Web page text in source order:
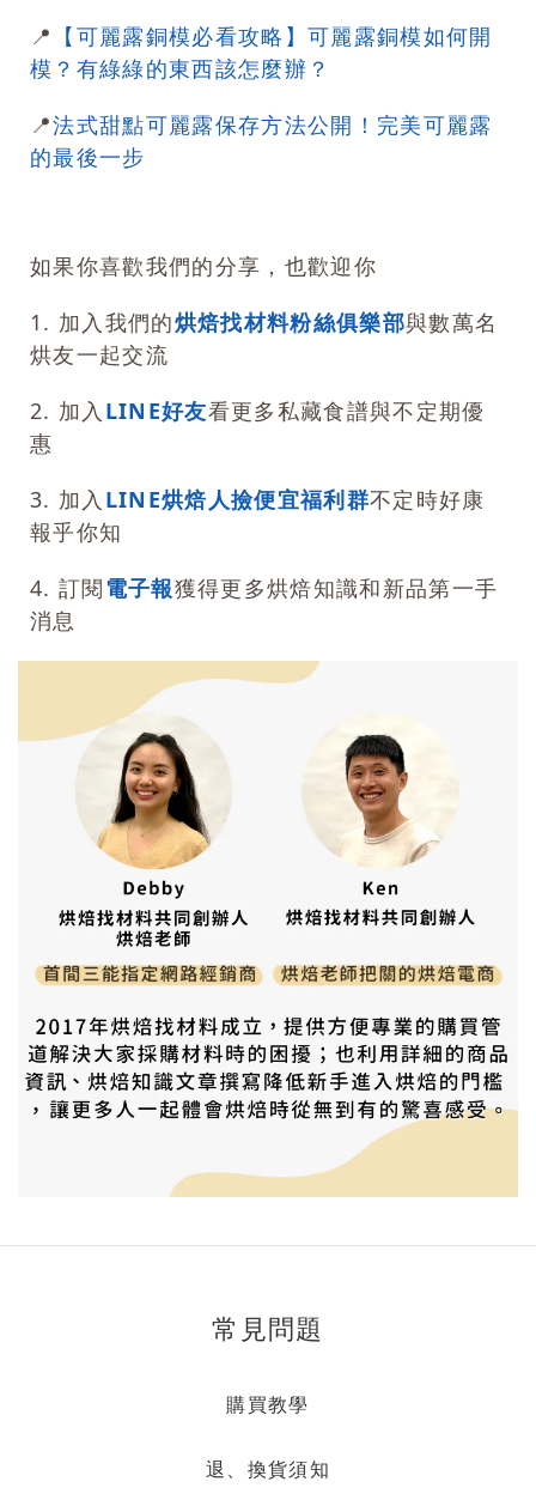
📍 【可麗露銅模必看攻略】可麗露銅模如何開
模？有綠綠的東西該怎麼辦？
📍法式甜點可麗露保存方法公開！完美可麗露
的最後一步
如果你喜歡我們的分享，也歡迎你
1. 加入我們的烘焙找材料粉絲俱樂部與數萬名
烘友一起交流
2. 加入 LINE好友看更多私藏食譜與不定期優
惠
3. 加入 LINE烘焙人撿便宜福利群不定時好康
報乎你知
4. 訂閱電子報獲得更多烘焙知識和新品第一手
消息
常見問題
購買教學
退、換貨須知